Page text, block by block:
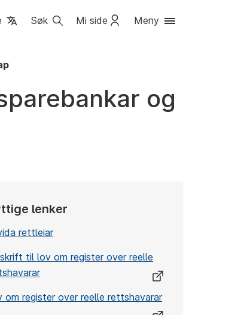
Søk Mi side Meny
og
lenker
rettleiar
til lov om register over reelle
om register over reelle rettshavarar